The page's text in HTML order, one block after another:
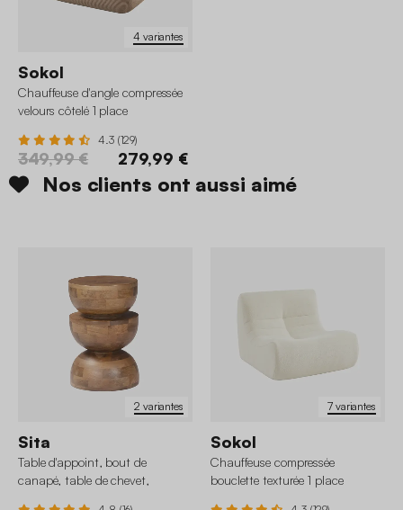
4 variantes
Sokol
Chauffeuse d'angle compressée
velours côtelé 1 place
4.3 (129)
349,99 € 279,99 €
Nos clients ont aussi aimé
2 variantes
Sita
Table d'appoint, bout de
canapé, table de chevet,
7 variantes
Sokol
Chauffeuse compressée
bouclette texturée 1 place